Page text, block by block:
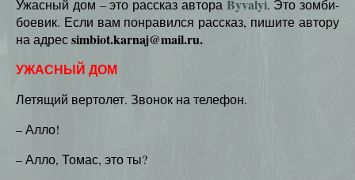
Ужасный дом – это рассказ автора Byvalyi. Это зомби-
боевик. Если вам понравился рассказ, пишите автору
на адресsimbiot.karnaj@mail.ru.
УЖАСНЫЙ ДОМ
Летящий вертолет. Звонок на телефон.
– Алло!
– Алло, Томас, это ты?